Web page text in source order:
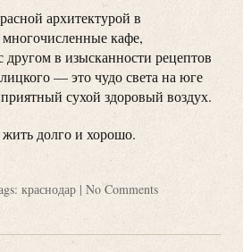
архитектурой в
кафе,
в изысканности рецептов
— это чудо света на юге
сухой здоровый воздух.
долго и хорошо.
краснодар| No Comments